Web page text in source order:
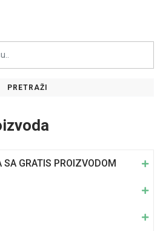
PRETRAŽI
SA GRATIS PROIZVODOM